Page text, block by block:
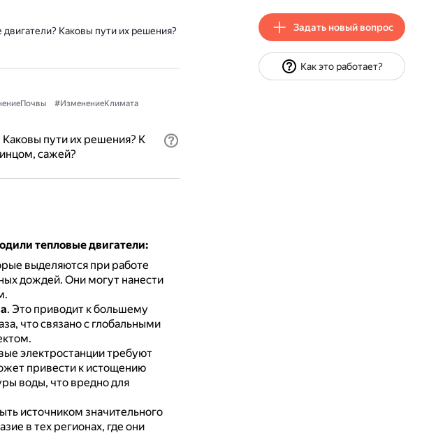
Каковы пути их решения?
#ИзменениеКлимата
пути их решения? К
сажей?
тепловые двигатели:
выделяются при работе
дождей. Они могут нанести
. Это приводит к большему
что связано с глобальными
электростанции требуют
привести к истощению
воды, что вредно для
источником значительного
в тех регионах, где они
Задать новый вопрос
Как это работает?